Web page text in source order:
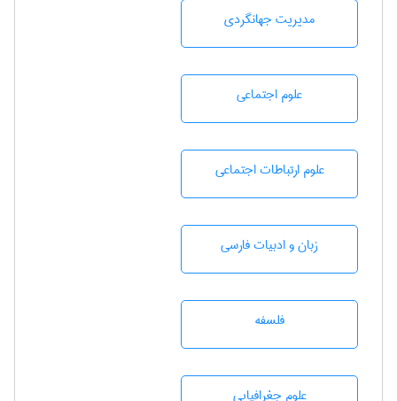
مديريت جهانگردی
علوم اجتماعی
علوم ارتباطات اجتماعی
زبان و ادبيات فارسی
فلسفه
علوم جغرافيايی